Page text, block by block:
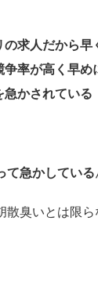
の求人だから早
争率が高く早め
急かされている
て急かしている
散臭いとは限ら